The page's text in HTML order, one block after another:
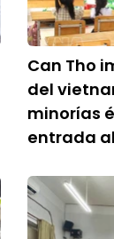
Can Tho
del
minorías
entrada